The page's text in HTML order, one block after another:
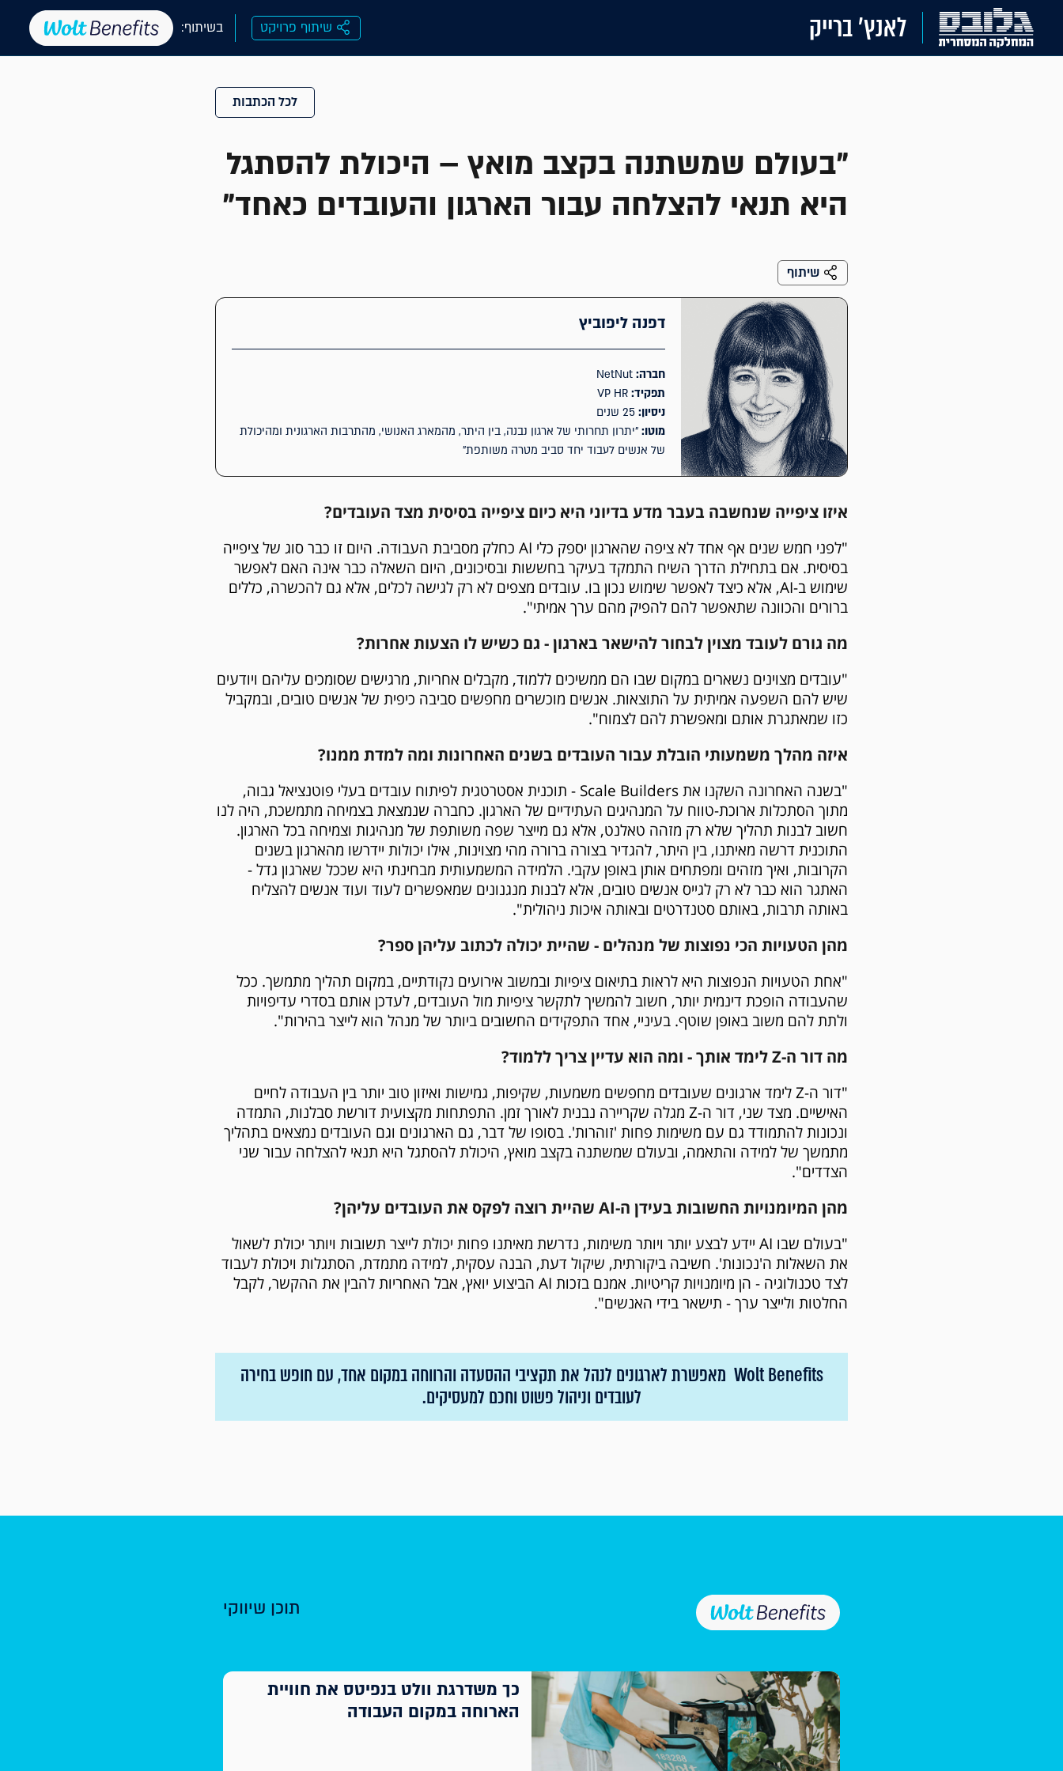
לאנץ' ברייק שיתוף פרויקט בשיתוף:
לכל הכתבות
"בעולם שמשתנה בקצב מואץ – היכולת להסתגל
היא תנאי להצלחה עבור הארגון והעובדים כאחד"
שיתוף
דפנה ליפוביץ
חברה:
תפקיד:
ניסיון:
מוטו: "יתרון תחרותי של ארגון נבנה, בין היתר, מהמארג האנושי, מהתרבות הארגונית ומהיכולת
של אנשים לעבוד יחד סביב מטרה משותפת"
איזו ציפייה שנחשבה בעבר מדע בדיוני היא כיום ציפייה בסיסית מצד העובדים?
"לפני חמש שנים אף אחד לא ציפה שהארגון יספק כלי AI כחלק מסביבת העבודה. היום זו כבר סוג של ציפייה
בסיסית. אם בתחילת הדרך השיח התמקד בעיקר בחששות ובסיכונים, היום השאלה כבר אינה האם לאפשר
שימוש ב-AI, אלא כיצד לאפשר שימוש נכון בו. עובדים מצפים לא רק לגישה לכלים, אלא גם להכשרה, כללים
ברורים והכוונה שתאפשר להם להפיק מהם ערך אמיתי".
מה גורם לעובד מצוין לבחור להישאר בארגון - גם כשיש לו הצעות אחרות?
"עובדים מצוינים נשארים במקום שבו הם ממשיכים ללמוד, מקבלים אחריות, מרגישים שסומכים עליהם ויודעים
שיש להם השפעה אמיתית על התוצאות. אנשים מוכשרים מחפשים סביבה כיפית של אנשים טובים, ובמקביל
כזו שמאתגרת אותם ומאפשרת להם לצמוח".
איזה מהלך משמעותי הובלת עבור העובדים בשנים האחרונות ומה למדת ממנו?
"בשנה האחרונה השקנו את Scale Builders - תוכנית אסטרטגית לפיתוח עובדים בעלי פוטנציאל גבוה,
מתוך הסתכלות ארוכת-טווח על המנהיגים העתידיים של הארגון. כחברה שנמצאת בצמיחה מתמשכת, היה לנו
חשוב לבנות תהליך שלא רק מזהה טאלנט, אלא גם מייצר שפה משותפת של מנהיגות וצמיחה בכל הארגון.
התוכנית דרשה מאיתנו, בין היתר, להגדיר בצורה ברורה מהי מצוינות, אילו יכולות יידרשו מהארגון בשנים
הקרובות, ואיך מזהים ומפתחים אותן באופן עקבי. הלמידה המשמעותית מבחינתי היא שככל שארגון גדל -
האתגר הוא כבר לא רק לגייס אנשים טובים, אלא לבנות מנגנונים שמאפשרים לעוד ועוד אנשים להצליח
באותה תרבות, באותם סטנדרטים ובאותה איכות ניהולית".
מהן הטעויות הכי נפוצות של מנהלים - שהיית יכולה לכתוב עליהן ספר?
"אחת הטעויות הנפוצות היא לראות בתיאום ציפיות ובמשוב אירועים נקודתיים, במקום תהליך מתמשך. ככל
שהעבודה הופכת דינמית יותר, חשוב להמשיך לתקשר ציפיות מול העובדים, לעדכן אותם בסדרי עדיפויות
ולתת להם משוב באופן שוטף. בעיניי, אחד התפקידים החשובים ביותר של מנהל הוא לייצר בהירות".
מה דור ה-Z לימד אותך - ומה הוא עדיין צריך ללמוד?
"דור ה-Z לימד ארגונים שעובדים מחפשים משמעות, שקיפות, גמישות ואיזון טוב יותר בין העבודה לחיים
האישיים. מצד שני, דור ה-Z מגלה שקריירה נבנית לאורך זמן. התפתחות מקצועית דורשת סבלנות, התמדה
ונכונות להתמודד גם עם משימות פחות 'זוהרות'. בסופו של דבר, גם הארגונים וגם העובדים נמצאים בתהליך
מתמשך של למידה והתאמה, ובעולם שמשתנה בקצב מואץ, היכולת להסתגל היא תנאי להצלחה עבור שני
הצדדים".
מהן המיומנויות החשובות בעידן ה-AI שהיית רוצה לפקס את העובדים עליהן?
"בעולם שבו AI יידע לבצע יותר ויותר משימות, נדרשת מאיתנו פחות יכולת לייצר תשובות ויותר יכולת לשאול
את השאלות ה'נכונות'. חשיבה ביקורתית, שיקול דעת, הבנה עסקית, למידה מתמדת, הסתגלות ויכולת לעבוד
לצד טכנולוגיה - הן מיומנויות קריטיות. אמנם בזכות AI הביצוע יואץ, אבל האחריות להבין את ההקשר, לקבל
החלטות ולייצר ערך - תישאר בידי האנשים".
Wolt Benefits מאפשרת לארגונים לנהל את תקציבי ההסעדה והרווחה במקום אחד, עם חופש בחירה
לעובדים וניהול פשוט וחכם למעסיקים.
תוכן שיווקי
כך משדרגת וולט בנפיטס את חוויית
הארוחה במקום העבודה